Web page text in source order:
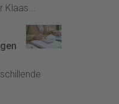
Klaas...